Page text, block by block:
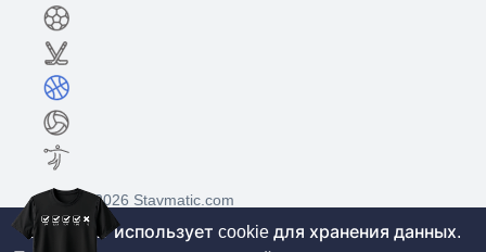
©2017-2026 Stavmatic.com
Этот сайт использует cookie для хранения данных.